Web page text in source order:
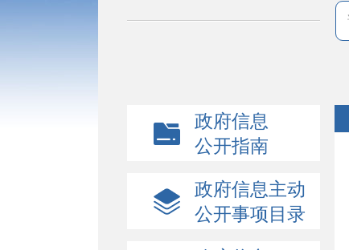
政府信息
公开指南
政府信息主动
公开事项目录